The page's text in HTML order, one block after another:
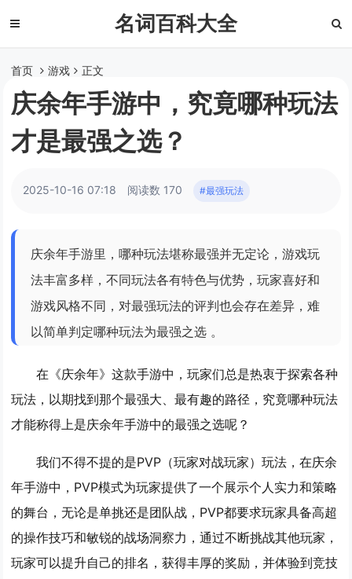
名词百科大全
首页 游戏 正文
庆余年手游中，究竟哪种玩法
才是最强之选？
2025-10-16 07:18 阅读数 170 #最强玩法
庆余年手游里，哪种玩法堪称最强并无定论，游戏玩
法丰富多样，不同玩法各有特色与优势，玩家喜好和
游戏风格不同，对最强玩法的评判也会存在差异，难
以简单判定哪种玩法为最强之选 。
在《庆余年》这款手游中，玩家们总是热衷于探索各种
玩法，以期找到那个最强大、最有趣的路径，究竟哪种玩法
才能称得上是庆余年手游中的最强之选呢？
我们不得不提的是PVP（玩家对战玩家）玩法，在庆余
年手游中，PVP模式为玩家提供了一个展示个人实力和策略
的舞台，无论是单挑还是团队战，PVP都要求玩家具备高超
的操作技巧和敏锐的战场洞察力，通过不断挑战其他玩家，
玩家可以提升自己的排名，获得丰厚的奖励，并体验到竞技